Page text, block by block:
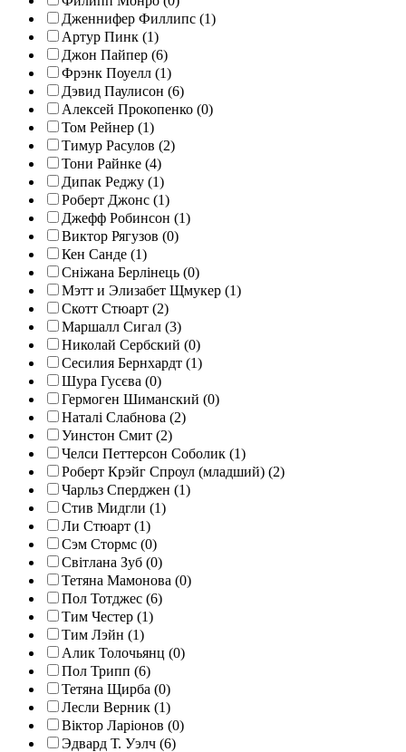
Дженнифер Филлипс (1)
Артур Пинк (1)
Джон Пайпер (6)
Фрэнк Поуелл (1)
Дэвид Паулисон (6)
Алексей Прокопенко (0)
Том Рейнер (1)
Тимур Расулов (2)
Тони Райнке (4)
Дипак Реджу (1)
Роберт Джонс (1)
Джефф Робинсон (1)
Виктор Рягузов (0)
Кен Санде (1)
Сніжана Берлінець (0)
Мэтт и Элизабет Щмукер (1)
Скотт Стюарт (2)
Маршалл Сигал (3)
Николай Сербский (0)
Сесилия Бернхардт (1)
Шура Гусєва (0)
Гермоген Шиманский (0)
Наталі Слабнова (2)
Уинстон Смит (2)
Челси Петтерсон Соболик (1)
Роберт Крэйг Спроул (младший) (2)
Чарльз Сперджен (1)
Стив Мидгли (1)
Ли Стюарт (1)
Сэм Стормс (0)
Світлана Зуб (0)
Тетяна Мамонова (0)
Пол Тотджес (6)
Тим Честер (1)
Тим Лэйн (1)
Алик Толочьянц (0)
Пол Трипп (6)
Тетяна Щирба (0)
Лесли Верник (1)
Віктор Ларіонов (0)
Эдвард Т. Уэлч (6)